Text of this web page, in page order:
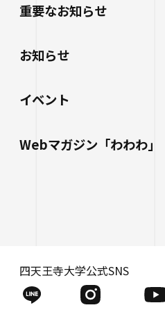
重要なお知らせ
お知らせ
イベント
Webマガジン「わわわ」
四天王寺大学公式SNS